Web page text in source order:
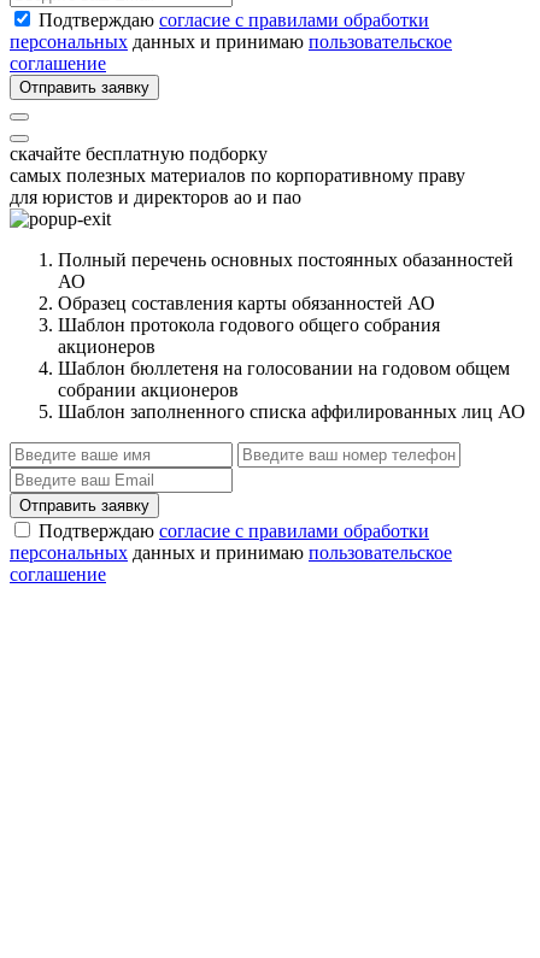
Подтверждаю согласие с правилами обработки
персональных данных и принимаю пользовательское
соглашение
Отправить заявку
скачайте бесплатную подборку
самых полезных материалов по корпоративному праву
для юристов и директоров ао и пао
Полный перечень основных постоянных обазанностей
АО
Образец составления карты обязанностей АО
Шаблон протокола годового общего собрания
акционеров
Шаблон бюллетеня на голосовании на годовом общем
собрании акционеров
Шаблон заполненного списка аффилированных лиц АО
Отправить заявку
Подтверждаю согласие с правилами обработки
персональных данных и принимаю пользовательское
соглашение